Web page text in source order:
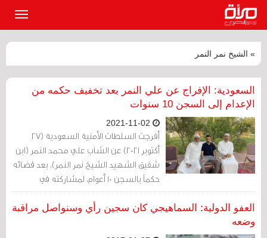
» الشيخ نمر النمر
السعودية: الإفراج عن علي النمر بعد تخفيف حكمه من
الإعدام إلى السجن 10 سنوات
أفرجت السلطات الأمنية السعودية (27
أكتوبر 2021) عن الشاب علي محمد النمر (ابن
شقيق الشهيد الشيخ نمر النمر)، بعد قضائه
حكماً بالسجن 10 أعوام، لمشاركته في
تظاهرات مطالبة بإنهاء التمييز ضد الشيعة
في المنطقة الشرقية.
العفو الدولية: السماهيجي كان سجين رأي وسنواصل مراقبة
وضعه